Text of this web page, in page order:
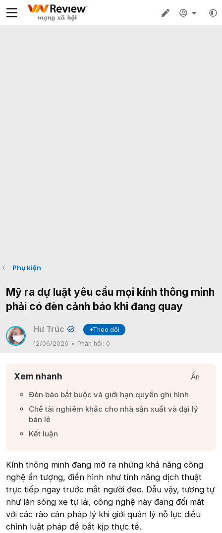
Phụ kiện
Mỹ ra dự luật yêu cầu mọi kính thông minh
phải có đèn cảnh báo khi đang quay
Hư Trúc ✔
+Theo dõi
12/06/2026
Phản hồi: 0
Xem nhanh
Ẩn
Đèn báo bắt buộc và giới hạn quyền ghi hình​
Chế tài nghiêm khắc cho nhà sản xuất và đại lý
bán lẻ​
Kết luận​
Kính thông minh đang mở ra những khả năng công
nghệ ấn tượng, điển hình như tính năng dịch thuật
trực tiếp ngay trước mắt người đeo. Dẫu vậy, tương tự
như làn sóng xe tự lái, công nghệ này đang đối mặt
với các rào cản pháp lý khi giới quản lý nỗ lực điều
chỉnh luật pháp để bắt kịp thực tế.